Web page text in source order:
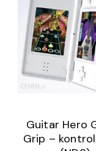
Guitar Hero
Grip –